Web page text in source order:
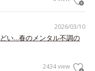
2026/03/10
い…春のメンタル不調の
2434 view